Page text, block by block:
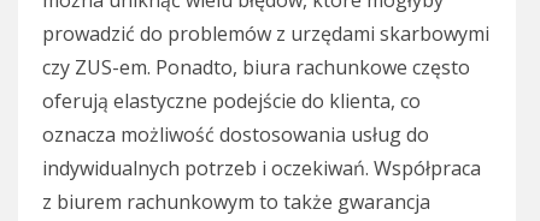
prowadzić do problemów z urzędami skarbowymi
czy ZUS-em. Ponadto, biura rachunkowe często
oferują elastyczne podejście do klienta, co
oznacza możliwość dostosowania usług do
indywidualnych potrzeb i oczekiwań. Współpraca
z biurem rachunkowym to także gwarancja